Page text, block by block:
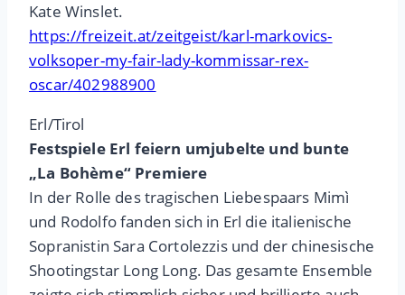
Kate Winslet.
https://freizeit.at/zeitgeist/karl-markovics-
volksoper-my-fair-lady-kommissar-rex-
oscar/402988900
Erl/Tirol
Festspiele Erl feiern umjubelte und bunte
„La Bohème“ Premiere
In der Rolle des tragischen Liebespaars Mimì
und Rodolfo fanden sich in Erl die italienische
Sopranistin Sara Cortolezzis und der chinesische
Shootingstar Long Long. Das gesamte Ensemble